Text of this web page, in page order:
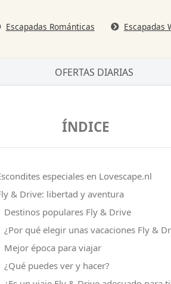
Escapadas Románticas Escapadas
OFERTAS DIARIAS
ÍNDICE
especiales en Lovescape.nl
& Drive: libertad y aventura
Destinos populares Fly & Drive
¿Por qué elegir unas vacaciones Fly &
Mejor época para viajar
¿Qué puedes ver y hacer?